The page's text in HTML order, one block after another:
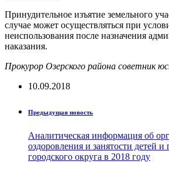
Принудительное изъятие земельного
случае может осуществляться при
неиспользования после назначения
наказания.
Прокурор Озерского района советник
10.09.2018
Предыдущая новость
Аналитическая информация об
оздоровления и занятости детей и
городского округа в 2018 году